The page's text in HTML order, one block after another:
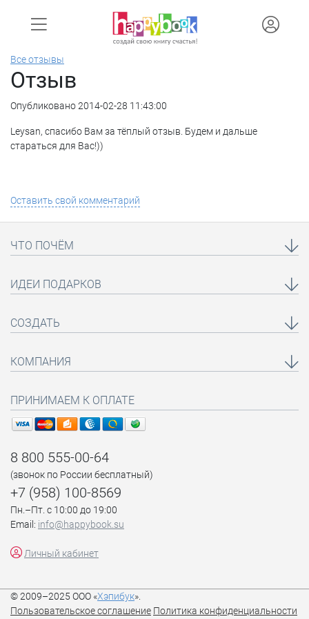
Все отзывы
Отзыв
Опубликовано 2014-02-28 11:43:00
Leysan, спасибо Вам за тёплый отзыв. Будем и дальше
стараться для Вас!))
Оставить свой комментарий
ЧТО ПОЧЁМ
ИДЕИ ПОДАРКОВ
СОЗДАТЬ
КОМПАНИЯ
ПРИНИМАЕМ К ОПЛАТЕ
8 800 555-00-64
(звонок по России бесплатный)
+7 (958) 100-8569
Пн.–Пт. с 10:00 до 19:00
Email: info@happybook.su
Личный кабинет
© 2009–2025 ООО «Хэпибук».
Пользовательское соглашение Политика конфиденциальности